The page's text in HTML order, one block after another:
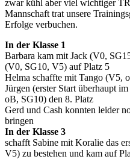
zwar kühl aber viel wichtiger
Mannschaft trat unsere
Erfolge verbuchen.
In der Klasse 1
Barbara kam mit Jack (V0,
(V0, SG10, V5) auf Platz 5
Helma schaffte mit Tango (V5,
Jürgen (erster Start überhaupt
oB, SG10) den 8. Platz
Gerd und Cash konnten leider
bringen
In der Klasse 3
schafft Sabine mit Koralie das
V5) zu bestehen und kam auf